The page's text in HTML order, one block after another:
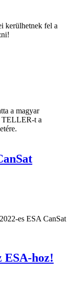
kerülhetnek fel a
a magyar
TELLER-t a
es ESA CanSat
ESA-hoz!